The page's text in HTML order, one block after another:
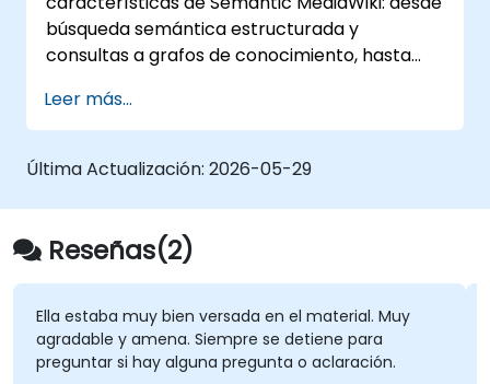
búsqueda semántica estructurada y
consultas a grafos de conocimiento, hasta
flujos de edición enriquecidos con integración
de la Web Semántica. Cubre técnicas
fundamentales para vincular datos, crear
metadatos y desarrollar plataformas de
colaboración inteligente que permiten a los
equipos automatizar la catalogación, revelar
conexiones ocultas y transformar la forma en
que las organizaciones descubren, gestionan
y comparten conocimiento a escala y a
través de distintos dominios.
Leer más...
Última Actualización: 2026-05-29
Reseñas(2)
Ella estaba muy bien versada en el material. Muy
agradable y amena. Siempre se detiene para
preguntar si hay alguna pregunta o aclaración.